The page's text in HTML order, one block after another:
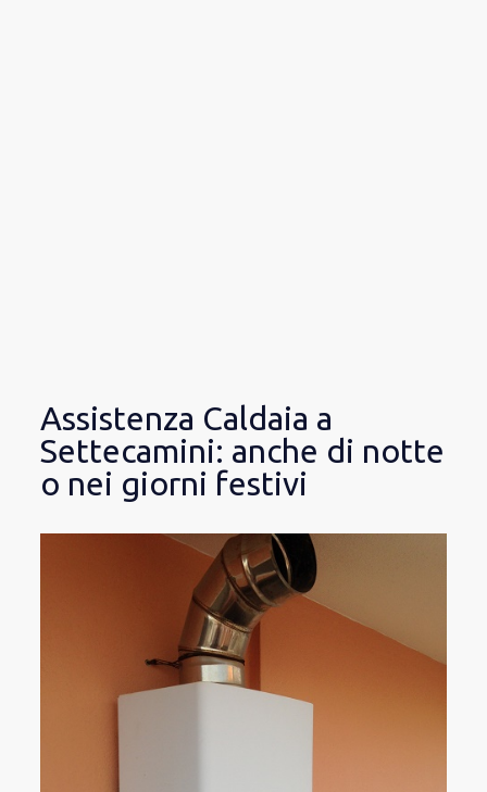
Assistenza Caldaia a
Settecamini: anche di notte
o nei giorni festivi